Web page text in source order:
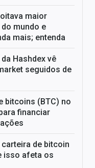
maior
mundo e
mais; entenda
Hashdex vê
seguidos de
bitcoins (BTC) no
financiar
de bitcoin
isso afeta os